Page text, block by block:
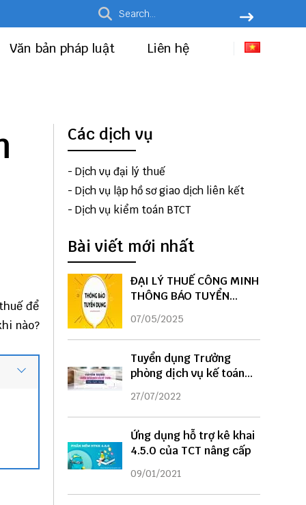
Văn bản pháp luật Liên hệ
để
nào?
Các dịch vụ
- Dịch vụ đại lý thuế
- Dịch vụ lập hồ sơ giao dịch liên kết
- Dịch vụ kiểm toán BTCT
Bài viết mới nhất
ĐẠI LÝ THUẾ CÔNG MINH
THÔNG BÁO TUYỂN
DỤNG
07/05/2025
Tuyển dụng Trưởng
phòng dịch vụ kế toán
năm 2022
27/07/2022
Ứng dụng hỗ trợ kê khai
4.5.0 của TCT nâng cấp
09/01/2021